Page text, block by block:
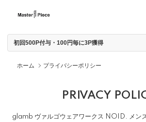
初回500P付与・100円毎に3P獲得
ホーム プライバシーポリシー
PRIVACY
glamb ヴァルゴウェアワークス NOID. メン